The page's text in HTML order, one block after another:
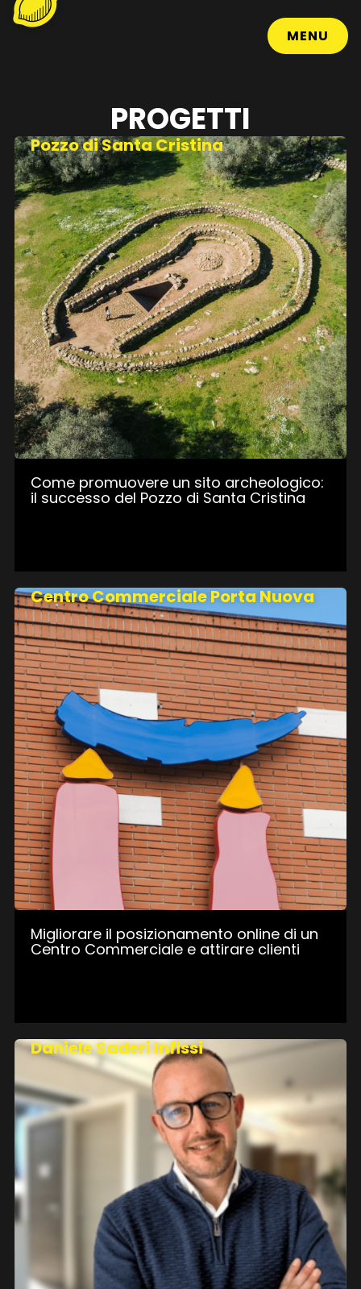
MENU
PROGETTI
Pozzo di Santa Cristina
Come promuovere un sito archeologico:
il successo del Pozzo di Santa Cristina
Centro Commerciale Porta Nuova
Migliorare il posizionamento online di un
Centro Commerciale e attirare clienti
Daniele Saderi Infissi